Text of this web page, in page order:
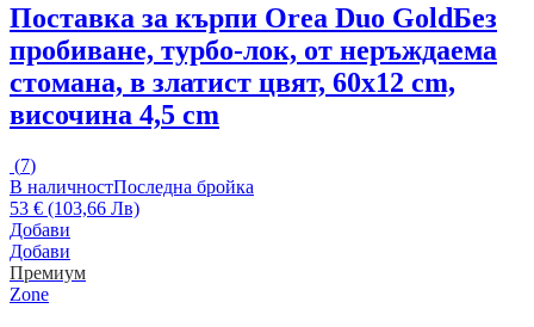
Поставка за кърпи Orea Duo GoldБез
пробиване, турбо-лок, от неръждаема
стомана, в златист цвят, 60x12 cm,
височина 4,5 cm
(7)
В наличностПоследна бройка
53 € (103,66 Лв)
Добави
Добави
Премиум
Zone